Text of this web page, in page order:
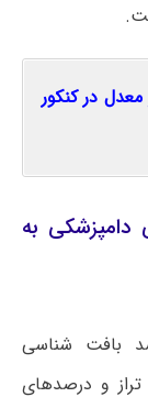
معدل در کنکور
دامپزشکی به
بافت شناسی
و درصدهای